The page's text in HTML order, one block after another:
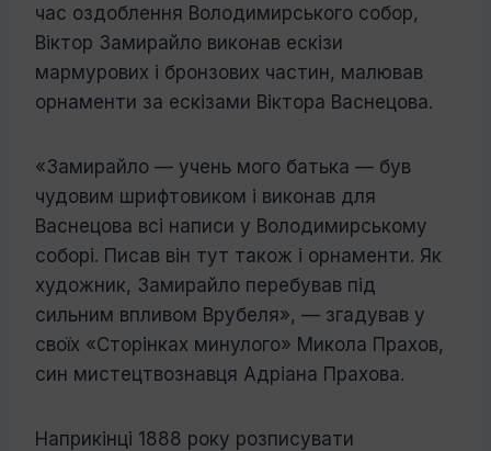
час оздоблення Володимирського собор,
Віктор Замирайло виконав ескізи
мармурових і бронзових частин, малював
орнаменти за ескізами Віктора Васнецова.
«Замирайло — учень мого батька — був
чудовим шрифтовиком і виконав для
Васнецова всі написи у Володимирському
соборі. Писав він тут також і орнаменти. Як
художник, Замирайло перебував під
сильним впливом Врубеля», — згадував у
своїх «Сторінках минулого» Микола Прахов,
син мистецтвознавця Адріана Прахова.
Наприкінці 1888 року розписувати